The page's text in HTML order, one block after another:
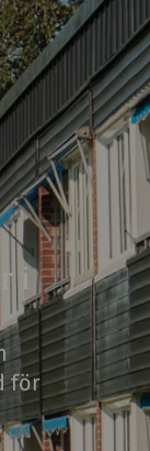
i
för